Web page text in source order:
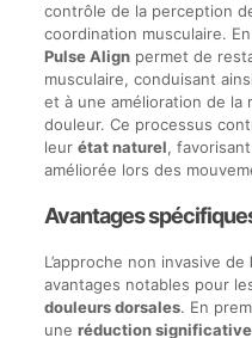
contrôle de la perception
coordination musculaire.
Pulse Alignpermet de
musculaire, conduisant
et à une amélioration de la
douleur. Ce processus
leur état naturel,
améliorée lors des
Avantages
L’approche non invasive de
avantages notables pour
douleurs dorsales. En
une réduction